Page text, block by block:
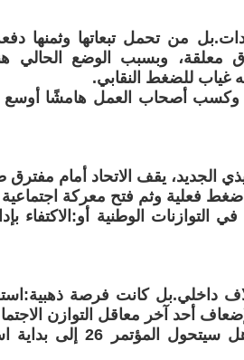
من تحمل تبعاتها وثمنها
وبسبب الوضع الحالي
غياب للضغط النقابي.
أصحاب العمل هامشًا أوسع
الجديد، يقف الاتحاد أمام
ضغط فعلية وثم فتح معركة
الوطنية أو:الاكتفاء
داخلي.بل كانت فرصة
أحد آخر معاقل التوازن
والسؤال الآن ليس ما حدث…بل: